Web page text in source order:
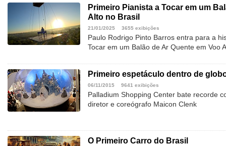
Primeiro Pianista a Tocar em um
Alto no Brasil
21/01/2025 3655 exibições
Paulo Rodrigo Pinto Barros entra para a
Tocar em um Balão de Ar Quente em Voo
Primeiro espetáculo dentro de
06/11/2015 9641 exibições
Palladium Shopping Center bate recorde
diretor e coreógrafo Maicon Clenk
O Primeiro Carro do Brasil